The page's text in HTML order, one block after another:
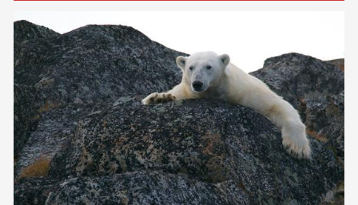
august (2)
januar (1)
2019
2018
2017